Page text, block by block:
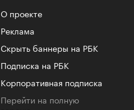
О проекте
Реклама
Скрыть баннеры на РБК
Подписка на РБК
Корпоративная подписка
Перейти на полную